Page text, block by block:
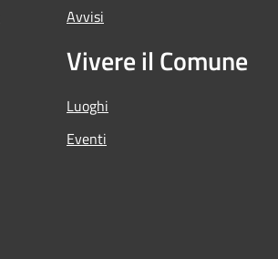
Avvisi
Vivere il Comune
Luoghi
Eventi